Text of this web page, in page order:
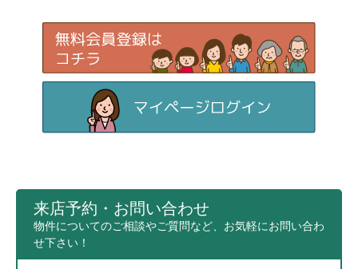
来店予約・お問い合わせ
物件についてのご相談やご質問など、お気軽にお問い合わ
せ下さい！